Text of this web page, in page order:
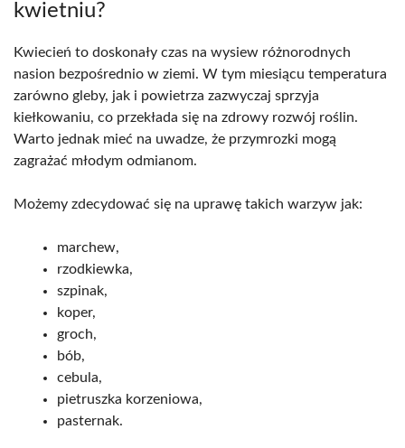
kwietniu?
Kwiecień to doskonały czas na wysiew różnorodnych
nasion bezpośrednio w ziemi. W tym miesiącu temperatura
zarówno gleby, jak i powietrza zazwyczaj sprzyja
kiełkowaniu, co przekłada się na zdrowy rozwój roślin.
Warto jednak mieć na uwadze, że przymrozki mogą
zagrażać młodym odmianom.
Możemy zdecydować się na uprawę takich warzyw jak:
marchew,
rzodkiewka,
szpinak,
koper,
groch,
bób,
cebula,
pietruszka korzeniowa,
pasternak.